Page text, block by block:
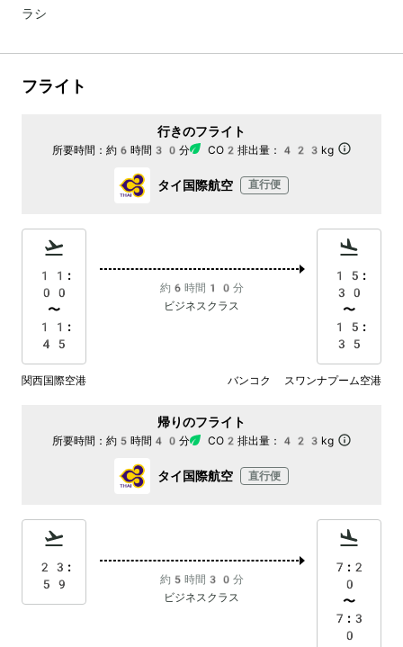
ラシ
フライト
行きのフライト
所要時間： 約6時間30分 CO2排出量： 423kg
タイ国際航空 直行便
11:
00
〜
11:
45
約6時間10分
ビジネスクラス
15:
30
〜
15:
35
関西国際空港 バンコク スワンナプーム空港
帰りのフライト
所要時間： 約5時間40分 CO2排出量： 423kg
タイ国際航空 直行便
23:
59
約5時間30分
ビジネスクラス
7:2
0
〜
7:3
0